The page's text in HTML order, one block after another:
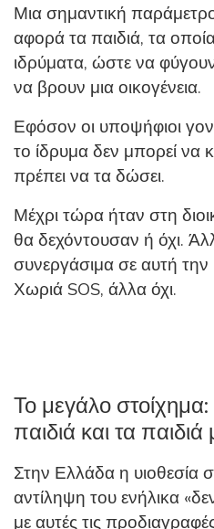
Μια σημαντική
αφορά τα παιδιά, τα
ιδρύματα, ώστε να
να βρουν μια οικογένεια.
Εφόσον οι υποψήφιοι
το ίδρυμα δεν μπορεί να
πρέπει να τα δώσει.
Μέχρι τώρα ήταν στη
θα δεχόντουσαν ή όχι.
συνεργάσιμα σε αυτή
Χωριά SOS, άλλα όχι.
Το μεγάλο
παιδιά και τα
Στην Ελλάδα η υιοθεσία
αντίληψη του ενήλικα
με αυτές τις